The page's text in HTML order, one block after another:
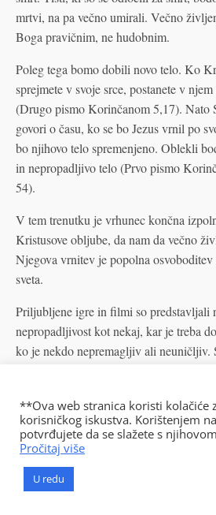
mrtvi, na pa večno umirali. Večno
Boga pravičnim, ne hudobnim.
Poleg tega bomo dobili novo telo. Ko
sprejmete v svoje srce, postanete v
(Drugo pismo Korinčanom 5,17). Nato
govori o času, ko se bo Jezus vrnil po
bo njihovo telo spremenjeno. Oblekli
in nepropadljivo telo (Prvo pismo
54).
V tem trenutku je vrhunec končna
Kristusove obljube, da nam da večno
Njegova vrnitev je popolna osvoboditev
sveta.
Priljubljene igre in filmi so predstavljali
nepropadljivost kot nekaj, kar je treba
ko je nekdo nepremagljiv ali neuničljiv.
smo spoznavali, Sveto pismo pravi, da
življenje pomeni prejeti Božji dar. Tega
doseči, ampak je treba sprejeti.
V nasprotju s priljubljeno znanstveno
**Ova web stranica koristi kolačiće
korisničkog iskustva. Korištenjem
potvrđujete da se slažete s
Pročitaj više
U redu